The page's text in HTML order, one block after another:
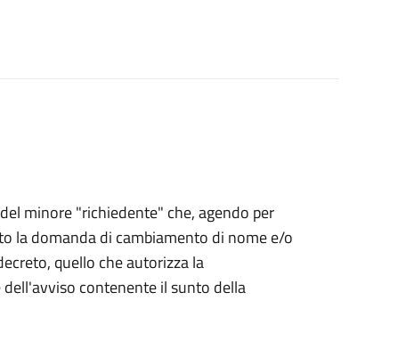
minore "richiedente" che, agendo per
la domanda di cambiamento di nome e/o
quello che autorizza la
contenente il sunto della